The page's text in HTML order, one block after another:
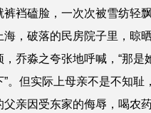
裆磕脸，一次次被雪纺轻
，破落的民房院子里，晾
乔淼之夸张地呼喊，“那是
。但实际上母亲不是不知耻
亲因受东家的侮辱，喝农